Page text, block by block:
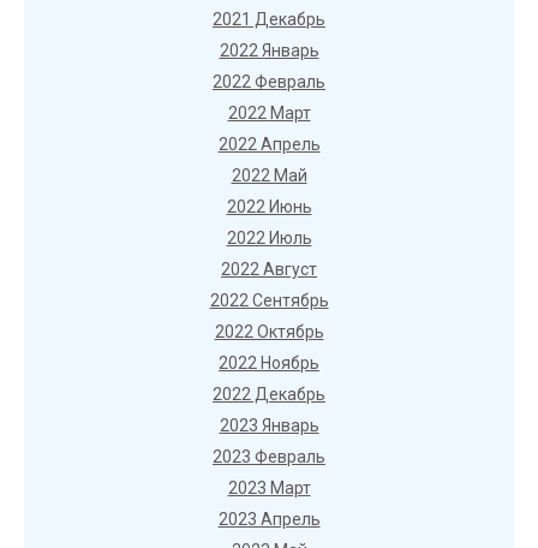
2021 Декабрь
2022 Январь
2022 Февраль
2022 Март
2022 Апрель
2022 Май
2022 Июнь
2022 Июль
2022 Август
2022 Сентябрь
2022 Октябрь
2022 Ноябрь
2022 Декабрь
2023 Январь
2023 Февраль
2023 Март
2023 Апрель